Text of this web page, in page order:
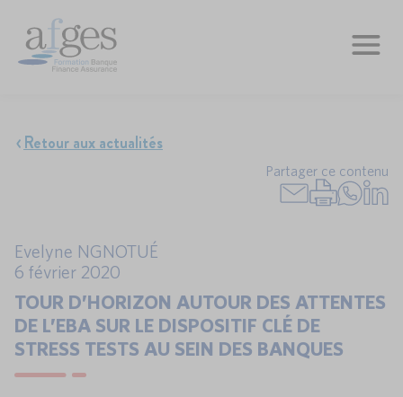
Retour aux actualités
Partager ce contenu
Evelyne NGNOTUÉ
6 février 2020
TOUR D’HORIZON AUTOUR DES ATTENTES
DE L’EBA SUR LE DISPOSITIF CLÉ DE
STRESS TESTS AU SEIN DES BANQUES